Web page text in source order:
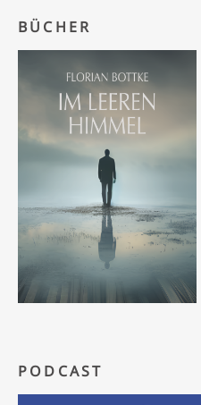
BÜCHER
PODCAST